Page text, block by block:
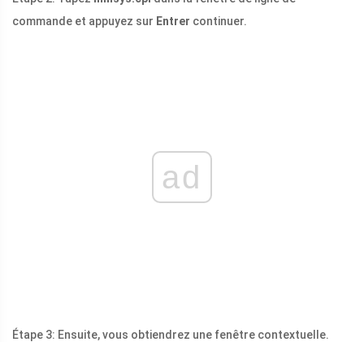
commande et appuyez sur Entrer continuer.
ad
Étape 3: Ensuite, vous obtiendrez une fenêtre contextuelle.